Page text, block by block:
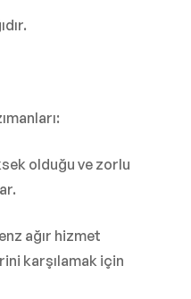
olduğu ve zorlu
ağır hizmet
karşılamak için